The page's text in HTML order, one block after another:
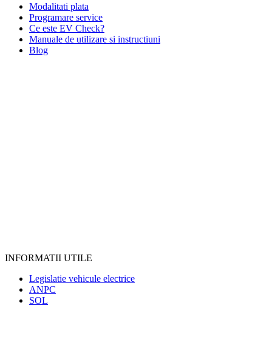
Modalitati plata
Programare service
Ce este EV Check?
Manuale de utilizare si instructiuni
Blog
INFORMATII UTILE
Legislatie vehicule electrice
ANPC
SOL